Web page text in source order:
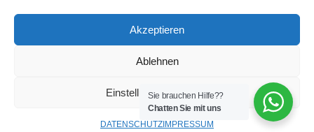
Akzeptieren
Ablehnen
Einstellungen ansehen
DATENSCHUTZ IMPRESSUM
Neve| Präsentiert vonWordPress
Sie brauchen Hilfe??
Chatten Sie mit uns